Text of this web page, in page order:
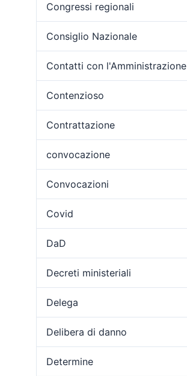
Congressi regionali
Consiglio Nazionale
Contatti con l'Amministrazione
Contenzioso
Contrattazione
convocazione
Convocazioni
Covid
DaD
Decreti ministeriali
Delega
Delibera di danno
Determine